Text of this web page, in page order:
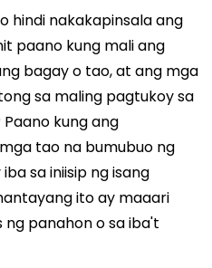
hindi nakakapinsala ang
paano kung mali ang
bagay o tao, at ang mga
sa maling pagtukoy sa
kung ang
tao na bumubuo ng
sa iniisip ng isang
ito ay maaari
panahon o sa iba't